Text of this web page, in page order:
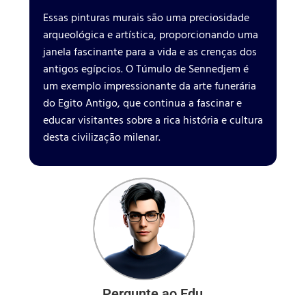
Essas pinturas murais são uma preciosidade
arqueológica e artística, proporcionando uma
janela fascinante para a vida e as crenças dos
antigos egípcios. O Túmulo de Sennedjem é
um exemplo impressionante da arte funerária
do Egito Antigo, que continua a fascinar e
educar visitantes sobre a rica história e cultura
desta civilização milenar.